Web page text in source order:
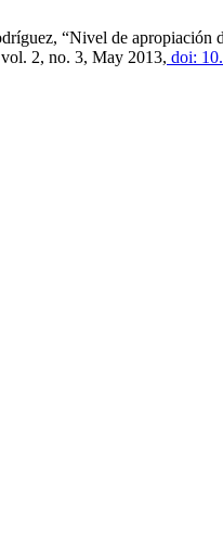
“Nivel de apropiación
2, no. 3, May 2013, doi: